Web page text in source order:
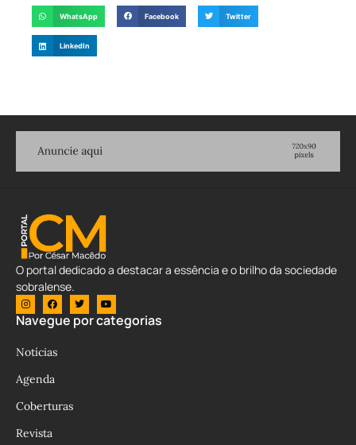
WhatsApp Facebook Twitter
LinkedIn
O portal dedicado a destacar a essência e o brilho da sociedade
sobralense.
Navegue por categorias
Notícias
Agenda
Coberturas
Revista